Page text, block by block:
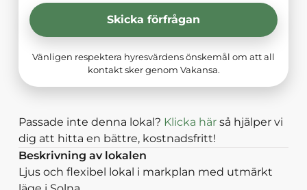
Skicka förfrågan
Vänligen respektera hyresvärdens önskemål om att all
kontakt sker genom Vakansa.
Passade inte denna lokal? Klicka här så hjälper vi
dig att hitta en bättre, kostnadsfritt!
Beskrivning av lokalen
Ljus och flexibel lokal i markplan med utmärkt